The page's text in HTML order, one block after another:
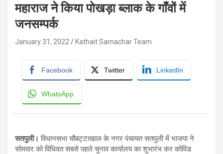
महाराज ने किया पोखड़ा ब्लाक के गाँवों में
जनसम्पर्क
January 31, 2022 Kathait Samachar Team
Facebook Twitter LinkedIn
WhatsApp
सतपुली। विधानसभा चौबट्टाखाल के नगर पंचायत सतपुली में भाजपा ने
सोमवार को विधिवत सबसे पहले चुनाव कार्यालय का शुभारंभ कर कोविड